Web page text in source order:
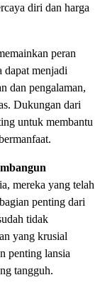
diri dan harga
peran
dapat menjadi
dan pengalaman,
Dukungan dari
untuk membantu
mereka yang telah
penting dari
tidak
yang krusial
penting lansia
tangguh.